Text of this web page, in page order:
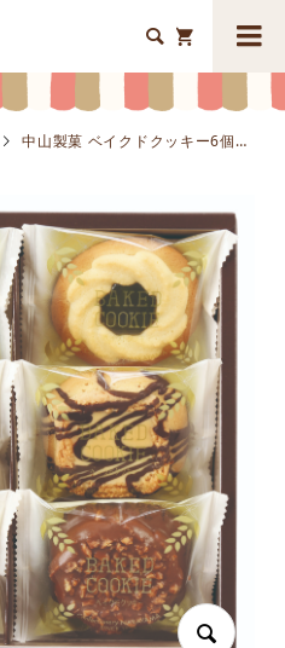


中山製菓 ベイクドクッキー6個K8661-403